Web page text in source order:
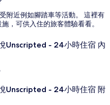
附近例如腳踏車等活動。 這裡有
，可供入住的旅客體驗看看。
Unscripted - 24小時住宿 內
Unscripted - 24小時住宿 附